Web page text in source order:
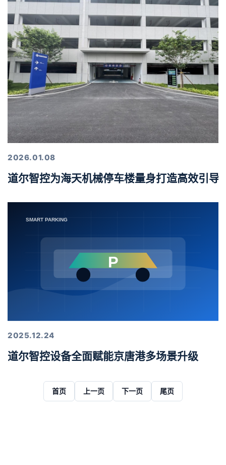
2026.01.08
道尔智控为海天机械停车楼量身打造高效引导
2025.12.24
道尔智控设备全面赋能京唐港多场景升级
首页 上一页 下一页 尾页